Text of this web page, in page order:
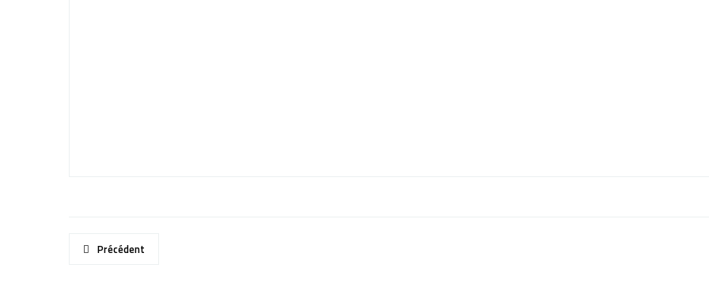
Précédent